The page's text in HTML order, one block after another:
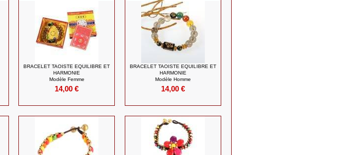
BRACELET TAOISTE EQUILIBRE ET
HARMONIE
Modèle Femme
14,00 €
BRACELET TAOISTE EQUILIBRE ET
HARMONIE
Modèle Homme
14,00 €